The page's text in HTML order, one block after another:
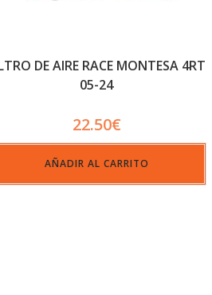
DE AIRE RACE MONTESA 4RT
05-24
22.50€
AÑADIR AL CARRITO